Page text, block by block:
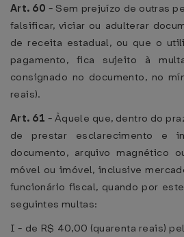
Art. 60 - Sem prejuízo de outras
falsificar, viciar ou adulterar
de receita estadual, ou que o
pagamento, fica sujeito à
consignado no documento, no
reais).
Art. 61 - Àquele que, dentro do
de prestar esclarecimento e
documento, arquivo magnético
móvel ou imóvel, inclusive
funcionário fiscal, quando por
seguintes multas:
I - de R$ 40,00 (quarenta reais)